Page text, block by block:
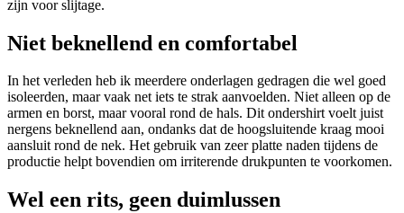
zijn voor slijtage.
Niet beknellend en comfortabel
In het verleden heb ik meerdere onderlagen gedragen die wel goed
isoleerden, maar vaak net iets te strak aanvoelden. Niet alleen op de
armen en borst, maar vooral rond de hals. Dit ondershirt voelt juist
nergens beknellend aan, ondanks dat de hoogsluitende kraag mooi
aansluit rond de nek. Het gebruik van zeer platte naden tijdens de
productie helpt bovendien om irriterende drukpunten te voorkomen.
Wel een rits, geen duimlussen